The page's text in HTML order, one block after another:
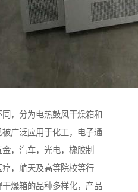
，分为电热鼓风干燥箱和
广泛应用于化工，电子通
，汽车，光电，橡胶制
，航天及高等院校等行
燥箱的品种多样化，产品